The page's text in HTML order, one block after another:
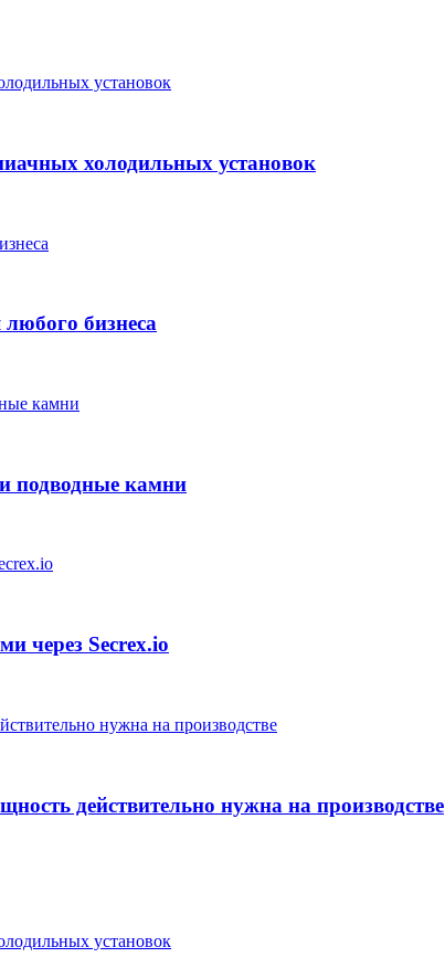
холодильных установок
бизнеса
подводные камни
через Secrex.io
действительно нужна на производстве